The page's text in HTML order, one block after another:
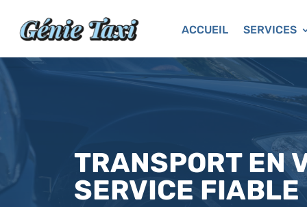
ACCUEIL SERVICES
TRANSPORT EN
SERVICE FIABLE